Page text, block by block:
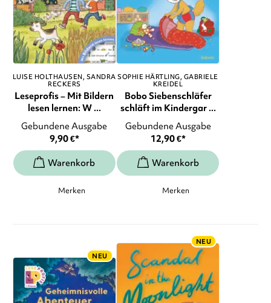
LUISE HOLTHAUSEN SANDRA
RECKERS
Leseprofis – Mit Bildern
lesen lernen: W ...
Gebundene Ausgabe
9,90€*
Merken
SOPHIE HÄRTLING GABRIELE
KREIDEL
Bobo Siebenschläfer
schläft im Kindergar ...
Gebundene Ausgabe
12,90€*
Merken
NEU
NEU